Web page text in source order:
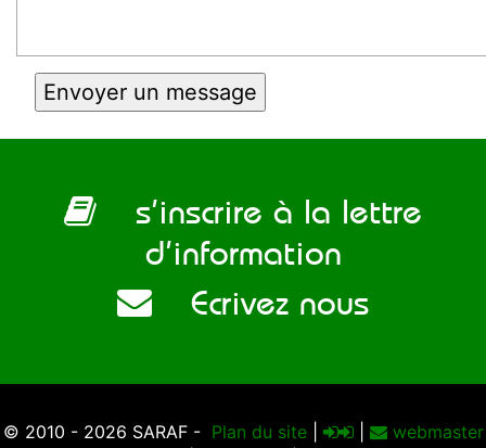
s’inscrire à la lettre
d’information
Ecrivez nous
© 2010 - 2026 SARAF - Plan du site|
webmaster